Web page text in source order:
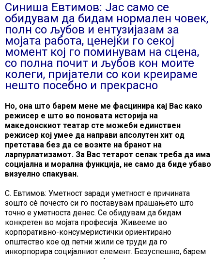
Синиша Евтимов: Јас само се
обидувам да бидам нормален човек,
полн со љубов и ентузијазам за
мојата работа, ценејќи го секој
момент кој го поминувам на сцена,
со полна почит и љубов кон моите
колеги, пријатели со кои креираме
нешто посебно и прекрасно
Но, она што барем мене ме фасцинира кај Вас како
режисер е што во поновата историја на
македонскиот театар сте можеби единствен
режисер кој умее да направи апсолутен хит од
претстава без да се возите на бранот на
ларпурлатизамот. За Вас тетарот сепак треба да има
социјална и морална функција, не само да биде убаво
визуелно спакуван.
С. Евтимов: Уметност заради уметност е причината
зошто сè почесто си го поставувам прашањето што
точно е уметноста денес. Се обидувам да бидам
конкретен во мојата професија. Живееме во
корпоративно-консумеристички ориентирано
општество кое од петни жили се труди да го
инкорпорира социјалниот елемент. Безуспешно, барем